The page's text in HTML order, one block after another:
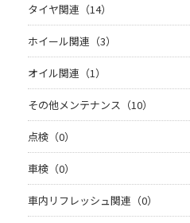
タイヤ関連（14）
ホイール関連（3）
オイル関連（1）
その他メンテナンス（10）
点検（0）
車検（0）
車内リフレッシュ関連（0）